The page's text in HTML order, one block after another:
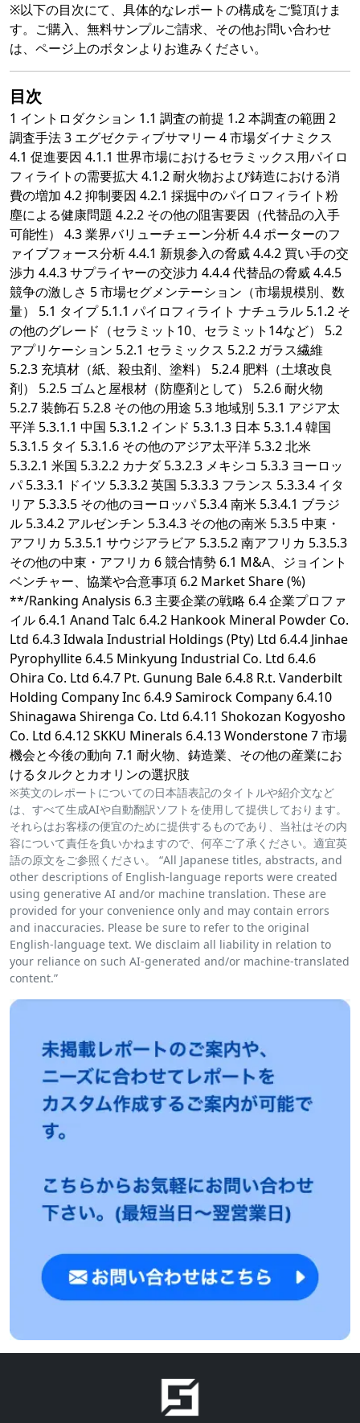
※以下の目次にて、具体的なレポートの構成をご覧頂けま
す。ご購入、無料サンプルご請求、その他お問い合わせ
は、ページ上のボタンよりお進みください。
目次
1 イントロダクション 1.1 調査の前提 1.2 本調査の範囲 2
調査手法 3 エグゼクティブサマリー 4 市場ダイナミクス
4.1 促進要因 4.1.1 世界市場におけるセラミックス用パイロ
フィライトの需要拡大 4.1.2 耐火物および鋳造における消
費の増加 4.2 抑制要因 4.2.1 採掘中のパイロフィライト粉
塵による健康問題 4.2.2 その他の阻害要因（代替品の入手
可能性） 4.3 業界バリューチェーン分析 4.4 ポーターのフ
ァイブフォース分析 4.4.1 新規参入の脅威 4.4.2 買い手の交
渉力 4.4.3 サプライヤーの交渉力 4.4.4 代替品の脅威 4.4.5
競争の激しさ 5 市場セグメンテーション（市場規模別、数
量） 5.1 タイプ 5.1.1 パイロフィライト ナチュラル 5.1.2 そ
の他のグレード（セラミット10、セラミット14など） 5.2
アプリケーション 5.2.1 セラミックス 5.2.2 ガラス繊維
5.2.3 充填材（紙、殺虫剤、塗料） 5.2.4 肥料（土壌改良
剤） 5.2.5 ゴムと屋根材（防塵剤として） 5.2.6 耐火物
5.2.7 装飾石 5.2.8 その他の用途 5.3 地域別 5.3.1 アジア太
平洋 5.3.1.1 中国 5.3.1.2 インド 5.3.1.3 日本 5.3.1.4 韓国
5.3.1.5 タイ 5.3.1.6 その他のアジア太平洋 5.3.2 北米
5.3.2.1 米国 5.3.2.2 カナダ 5.3.2.3 メキシコ 5.3.3 ヨーロッ
パ 5.3.3.1 ドイツ 5.3.3.2 英国 5.3.3.3 フランス 5.3.3.4 イタ
リア 5.3.3.5 その他のヨーロッパ 5.3.4 南米 5.3.4.1 ブラジ
ル 5.3.4.2 アルゼンチン 5.3.4.3 その他の南米 5.3.5 中東・
アフリカ 5.3.5.1 サウジアラビア 5.3.5.2 南アフリカ 5.3.5.3
その他の中東・アフリカ 6 競合情勢 6.1 M&A、ジョイント
ベンチャー、協業や合意事項 6.2 Market Share (%)
**/Ranking Analysis 6.3 主要企業の戦略 6.4 企業プロファ
イル 6.4.1 Anand Talc 6.4.2 Hankook Mineral Powder Co.
Ltd 6.4.3 Idwala Industrial Holdings (Pty) Ltd 6.4.4 Jinhae
Pyrophyllite 6.4.5 Minkyung Industrial Co. Ltd 6.4.6
Ohira Co. Ltd 6.4.7 Pt. Gunung Bale 6.4.8 R.t. Vanderbilt
Holding Company Inc 6.4.9 Samirock Company 6.4.10
Shinagawa Shirenga Co. Ltd 6.4.11 Shokozan Kogyosho
Co. Ltd 6.4.12 SKKU Minerals 6.4.13 Wonderstone 7 市場
機会と今後の動向 7.1 耐火物、鋳造業、その他の産業にお
けるタルクとカオリンの選択肢
※英文のレポートについての日本語表記のタイトルや紹介文など
は、すべて生成AIや自動翻訳ソフトを使用して提供しております。
それらはお客様の便宜のために提供するものであり、当社はその内
容について責任を負いかねますので、何卒ご了承ください。適宜英
語の原文をご参照ください。 “All Japanese titles, abstracts, and
other descriptions of English-language reports were created
using generative AI and/or machine translation. These are
provided for your convenience only and may contain errors
and inaccuracies. Please be sure to refer to the original
English-language text. We disclaim all liability in relation to
your reliance on such AI-generated and/or machine-translated
content.”